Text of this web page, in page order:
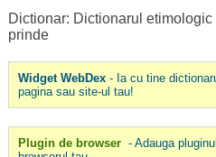
Dictionar: Dictionarul etimologic
prinde
Widget WebDex- Ia cu tine
pagina sau site-ul tau!
Plugin de browser - Adauga